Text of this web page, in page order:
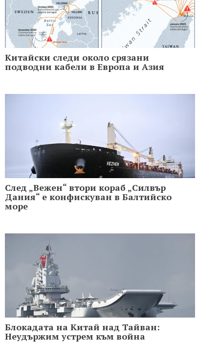
Китайски следи около срязани
подводни кабели в Европа и Азия
След „Вежен“ втори кораб „Силвър
Дания“ е конфискуван в Балтийско
море
Блокадата на Китай над Тайван:
Неудържим устрем към война